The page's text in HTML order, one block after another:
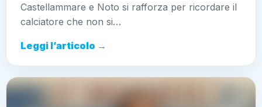
Castellammare e Noto si rafforza per ricordare il
calciatore che non si…
Leggi l’articolo →